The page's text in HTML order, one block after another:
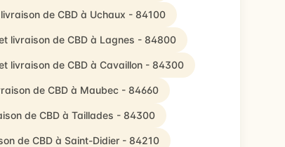
de CBD à Uchaux - 84100
livraison de CBD à Lagnes - 84800
livraison de CBD à Cavaillon - 84300
de CBD à Maubec - 84660
de CBD à Taillades - 84300
de CBD à Saint-Didier - 84210